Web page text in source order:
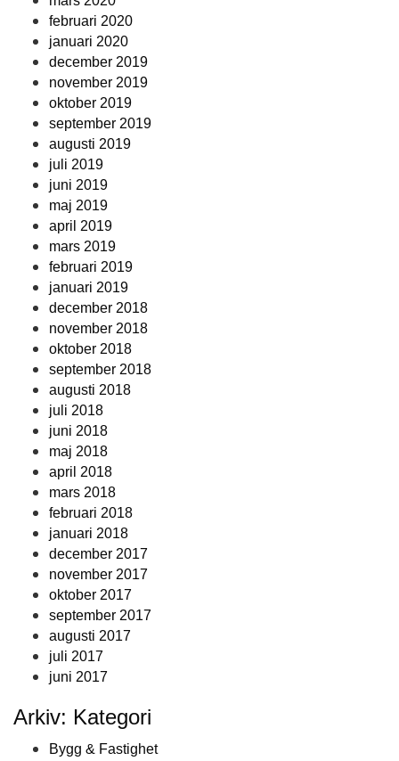
februari 2020
januari 2020
december 2019
november 2019
oktober 2019
september 2019
augusti 2019
juli 2019
juni 2019
maj 2019
april 2019
mars 2019
februari 2019
januari 2019
december 2018
november 2018
oktober 2018
september 2018
augusti 2018
juli 2018
juni 2018
maj 2018
april 2018
mars 2018
februari 2018
januari 2018
december 2017
november 2017
oktober 2017
september 2017
augusti 2017
juli 2017
juni 2017
Arkiv: Kategori
Bygg & Fastighet